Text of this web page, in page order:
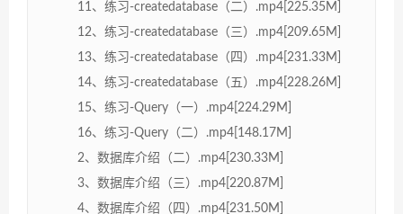
11、练习-createdatabase（二）.mp4[225.35M]
12、练习-createdatabase（三）.mp4[209.65M]
13、练习-createdatabase（四）.mp4[231.33M]
14、练习-createdatabase（五）.mp4[228.26M]
15、练习-Query（一）.mp4[224.29M]
16、练习-Query（二）.mp4[148.17M]
2、数据库介绍（二）.mp4[230.33M]
3、数据库介绍（三）.mp4[220.87M]
4、数据库介绍（四）.mp4[231.50M]